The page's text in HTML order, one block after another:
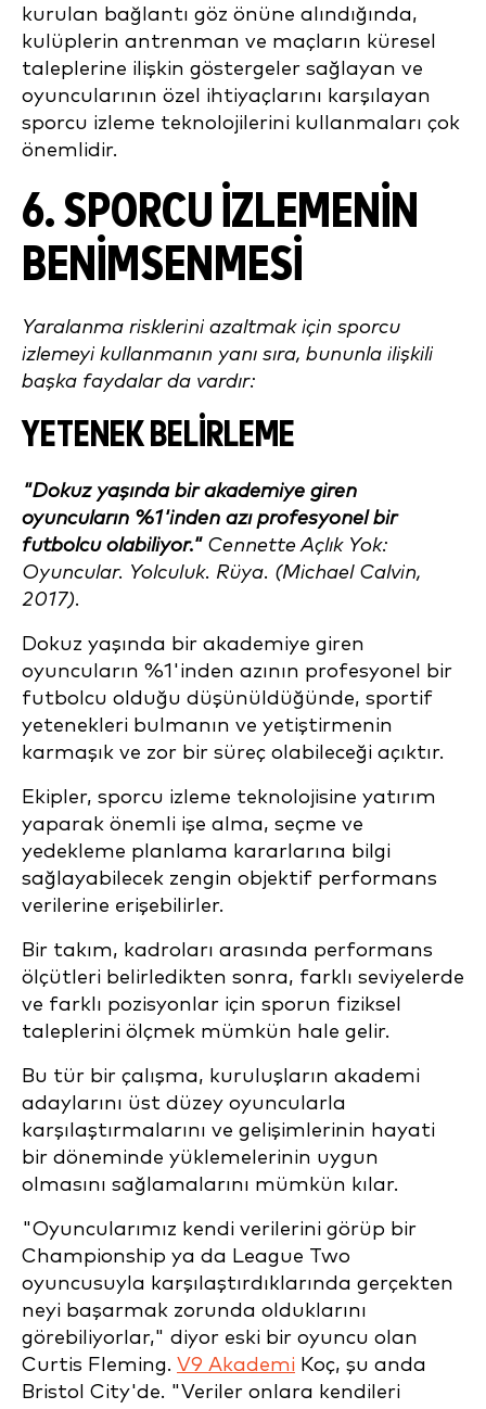
kurulan bağlantı göz önüne alındığında,
kulüplerin antrenman ve maçların küresel
taleplerine ilişkin göstergeler sağlayan ve
oyuncularının özel ihtiyaçlarını karşılayan
sporcu izleme teknolojilerini kullanmaları çok
önemlidir.
6. SPORCU İZLEMENIN
BENIMSENMESI
Yaralanma risklerini azaltmak için sporcu
izlemeyi kullanmanın yanı sıra, bununla ilişkili
başka faydalar da vardır:
YETENEK BELIRLEME
"Dokuz yaşında bir akademiye giren
oyuncuların %1'inden azı profesyonel bir
futbolcu olabiliyor."Cennette Açlık Yok:
Oyuncular. Yolculuk. Rüya. (Michael Calvin,
2017).
Dokuz yaşında bir akademiye giren
oyuncuların %1'inden azının profesyonel bir
futbolcu olduğu düşünüldüğünde, sportif
yetenekleri bulmanın ve yetiştirmenin
karmaşık ve zor bir süreç olabileceği açıktır.
Ekipler, sporcu izleme teknolojisine yatırım
yaparak önemli işe alma, seçme ve
yedekleme planlama kararlarına bilgi
sağlayabilecek zengin objektif performans
verilerine erişebilirler.
Bir takım, kadroları arasında performans
ölçütleri belirledikten sonra, farklı seviyelerde
ve farklı pozisyonlar için sporun fiziksel
taleplerini ölçmek mümkün hale gelir.
Bu tür bir çalışma, kuruluşların akademi
adaylarını üst düzey oyuncularla
karşılaştırmalarını ve gelişimlerinin hayati
bir döneminde yüklemelerinin uygun
olmasını sağlamalarını mümkün kılar.
"Oyuncularımız kendi verilerini görüp bir
Championship ya da League Two
oyuncusuyla karşılaştırdıklarında gerçekten
neyi başarmak zorunda olduklarını
görebiliyorlar," diyor eski bir oyuncu olan
Curtis Fleming. V9 Akademi Koç, şu anda
Bristol City'de. "Veriler onlara kendileri